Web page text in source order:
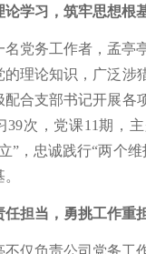
论学习，筑牢思想根
名党务工作者，孟亭
的理论知识，广泛涉
配合支部书记开展各
39次，党课11期，
”，忠诚践行“两个
任担当，勇挑工作重
不仅负责公司党务工